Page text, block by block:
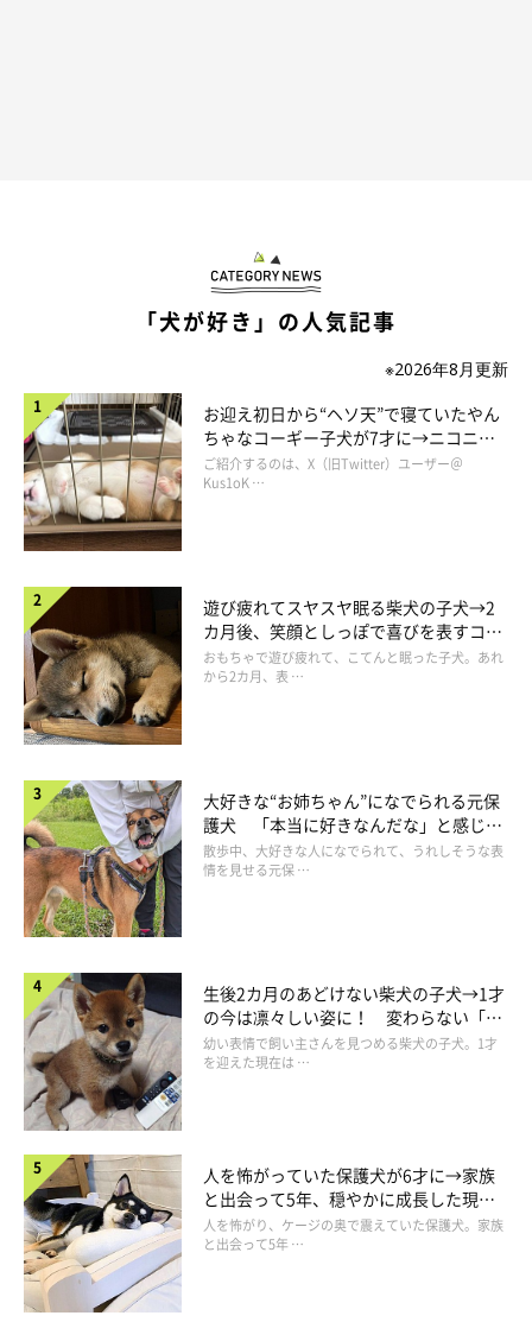
「犬が好き」の人気記事
※2026年8月更新
お迎え初日から“ヘソ天”で寝ていたやん
ちゃなコーギー子犬が7才に→ニコニ
コ“コーギースマイル”が魅力のコに成
長！
ご紹介するのは、X（旧Twitter）ユーザー＠
Kus1oK …
遊び疲れてスヤスヤ眠る柴犬の子犬→2
カ月後、笑顔としっぽで喜びを表すコに
成長！
おもちゃで遊び疲れて、こてんと眠った子犬。あれ
から2カ月、表 …
大好きな“お姉ちゃん”になでられる元保
護犬 「本当に好きなんだな」と感じる
表情にほっこり
散歩中、大好きな人になでられて、うれしそうな表
情を見せる元保 …
生後2カ月のあどけない柴犬の子犬→1才
の今は凛々しい姿に！ 変わらない「く
りくりおめめ」にもほっこり
幼い表情で飼い主さんを見つめる柴犬の子犬。1才
を迎えた現在は …
人を怖がっていた保護犬が6才に→家族
と出会って5年、穏やかに成長した現在
の姿にグッとくる
人を怖がり、ケージの奥で震えていた保護犬。家族
と出会って5年 …